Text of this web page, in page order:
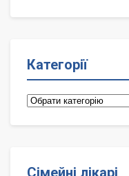
Категорії
Категорії
Сімейні лікарі